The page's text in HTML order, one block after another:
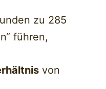
zu 285
führen,
von